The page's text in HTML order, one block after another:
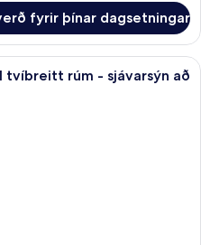
fyrir þínar dagsetningar
Míníbar, öryggishólf í herbergi,
rúm - sjávarsýn að